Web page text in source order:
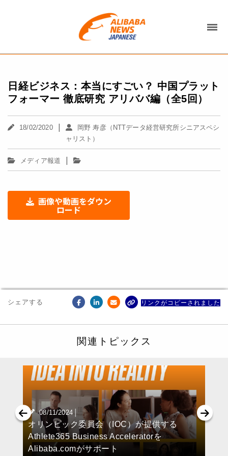
日経ビジネス：本当にすごい？ 中国プラット
フォーマー 徹底研究 アリババ編（全5回）
18/02/2020 |
岡野 寿彦（NTTデータ経営研究所シニアスペシ
ャリスト）
メディア報道 |
画像や動画をダウン
ロード
シェアする リンクがコピーされました
関連トピックス
08/11/2024 |
オリンピック委員会（IOC）が提供する
Athlete365 Business Acceleratorを
Alibaba.comがサポート